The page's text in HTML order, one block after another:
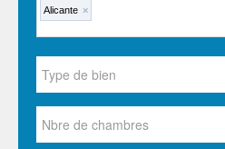
Alicante ×